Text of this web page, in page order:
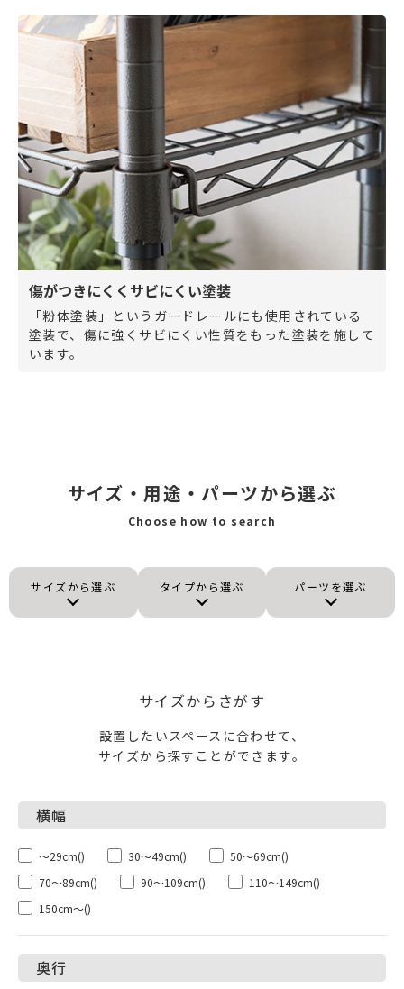
傷がつきにくくサビにくい塗装
「粉体塗装」というガードレールにも使用されている
塗装で、傷に強くサビにくい性質をもった塗装を施して
います。
サイズ・用途・パーツから選ぶ
Choose how to search
サイズから選ぶ タイプから選ぶ パーツを選ぶ
サイズからさがす
設置したいスペースに合わせて、
サイズから探すことができます。
～29cm() 30～49cm() 50～69cm()
70～89cm() 90～109cm() 110～149cm()
150cm～()